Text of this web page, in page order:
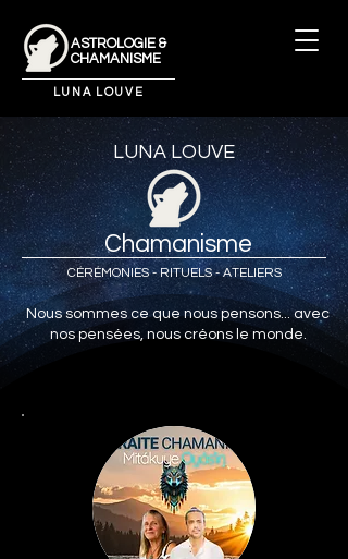
ASTROLOGIE &
CHAMANISME
LUNA LOUVE
LUNA LOUVE
Chamanisme
CÉRÉMONIES - RITUELS - ATELIERS
Nous sommes ce que nous pensons... avec
nos pensées, nous créons le monde.